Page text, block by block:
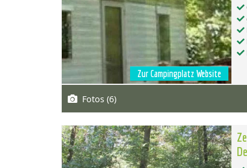
Zur Campingplatz Website
Fotos (6)